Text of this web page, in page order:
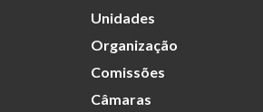
Unidades
Organização
Comissões
Câmaras